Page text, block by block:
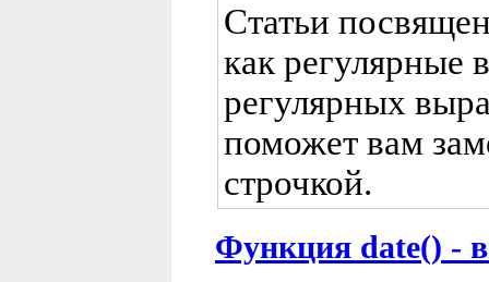
Статьи
как регулярные
регулярных
поможет вам
строчкой.
Функция date() -